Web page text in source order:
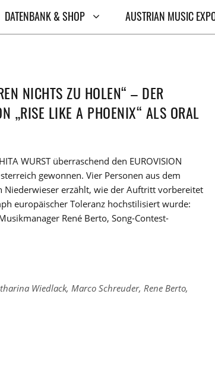
DATENBANK & SHOP AUSTRIAN MUSIC
NICHTS ZU HOLEN“ – DER
„RISE LIKE A PHOENIX“ ALS ORAL
WURST überraschend den EUROVISION
gewonnen. Vier Personen aus dem
Niederwieser erzählt, wie der Auftritt vorbereitet
europäischer Toleranz hochstilisiert wurde:
René Berto, Song-Contest-
Wiedlack, Marco Schreuder, Rene Berto,